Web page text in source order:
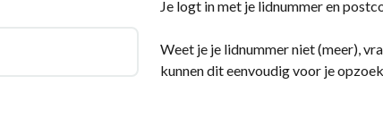
Je logt in met je lidnummer en
Weet je je lidnummer niet (meer),
kunnen dit eenvoudig voor je